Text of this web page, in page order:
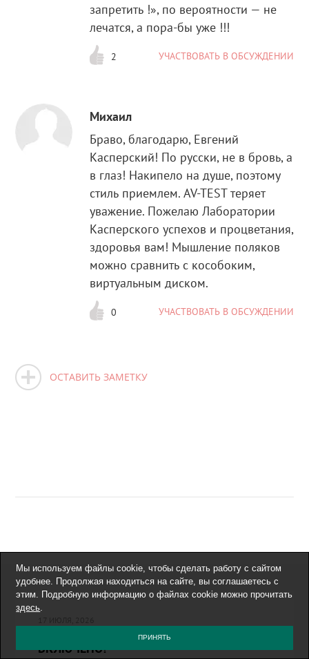
запретить !», по вероятности — не
лечатся, а пора-бы уже !!!
2 УЧАСТВОВАТЬ В ОБСУЖДЕНИИ
Михаил
Браво, благодарю, Евгений
Касперский! По русски, не в бровь, а
в глаз! Накипело на душе, поэтому
стиль приемлем. AV-TEST теряет
уважение. Пожелаю Лаборатории
Касперского успехов и процветания,
здоровья вам! Мышление поляков
можно сравнить с кособоким,
виртуальным диском.
0 УЧАСТВОВАТЬ В ОБСУЖДЕНИИ
ОСТАВИТЬ ЗАМЕТКУ
ДР-29: ОТПАДНЫЙ НОМЕР — ВСЁ
ВКЛЮЧЕНО!
Мы используем файлы cookie, чтобы сделать работу с сайтом
удобнее. Продолжая находиться на сайте, вы соглашаетесь с
этим. Подробную информацию о файлах cookie можно прочитать
здесь.
ПРИНЯТЬ